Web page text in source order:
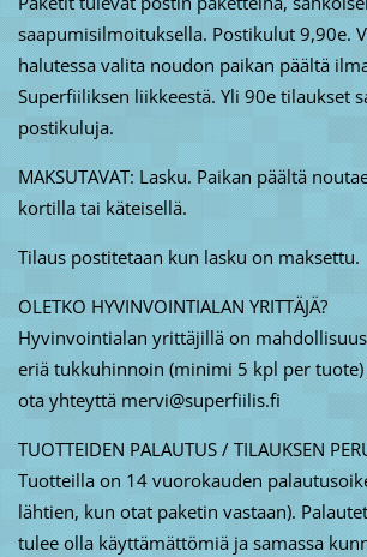
saapumisilmoituksella. Postikulut 9,90e.
halutessa valita noudon paikan päältä
Superfiiliksen liikkeestä. Yli 90e tilaukset
postikuluja.
MAKSUTAVAT: Lasku. Paikan päältä
kortilla tai käteisellä.
Tilaus postitetaan kun lasku on maksettu.
OLETKO HYVINVOINTIALAN YRITTÄJÄ?
Hyvinvointialan yrittäjillä on
eriä tukkuhinnoin (minimi 5 kpl per tuote)
ota yhteyttä mervi@superfiilis.fi
TUOTTEIDEN PALAUTUS / TILAUKSEN
Tuotteilla on 14 vuorokauden
lähtien, kun otat paketin vastaan).
tulee olla käyttämättömiä ja samassa